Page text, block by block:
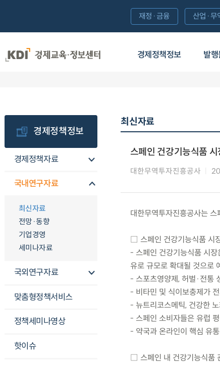
경제정책정보 발
재정·금융 산업·무
경제정책정보
경제정책자료
국내연구자료
최신자료
전망·동향
기업경영
세미나자료
국외연구자료
맞춤형정책서비스
정책세미나영상
핫이슈
최신자료
스페인 건강기능식품
대한무역투자진흥공사
대한무역투자진흥공사는
□ 스페인 건강기능식품 시
- 스페인 건강기능식품 시
유로 규모로 확대될 것으로
- 스포츠영양제, 허벌·전통
- 비타민 및 식이보충제가
- 뉴트리코스메틱, 건강한
- 스페인 소비자들은 유럽
- 약국과 온라인이 핵심 유
□ 스페인 내 건강기능식품